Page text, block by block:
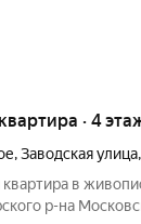
· 4
,Заводская улица,
в
р-на